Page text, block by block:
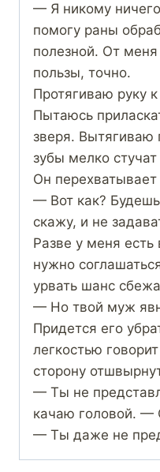
— Я никому
помогу раны
полезной. От
пользы, точно.
Протягиваю руку
Пытаюсь
зверя. Вытягиваю
зубы мелко стучат
Он
— Вот как?
скажу, и не
Разве у меня
нужно
урвать шанс
— Но твой муж
Придется его
легкостью
сторону
— Ты не
качаю головой. —
— Ты даже не